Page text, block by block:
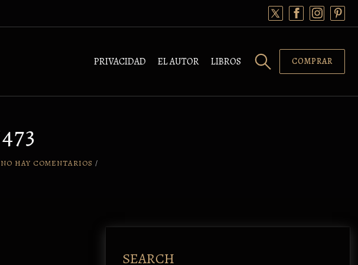
PRIVACIDAD EL AUTOR LIBROS COMPRAR
NO HAY COMENTARIOS /
SEARCH